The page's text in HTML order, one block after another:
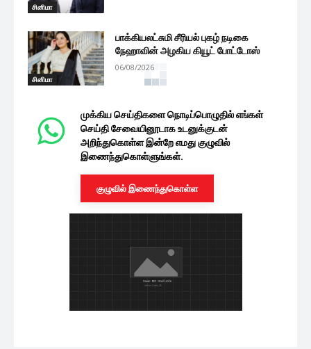
சினிமா
சினிமா
பாக்கியலட்சுமி சீரியல் புகழ் நடிகை
நேஹாவின் அழகிய கியூட் போட்டோஸ்
06/08/2026
முக்கிய செய்திகளை நொடிப்பொழுதில் எங்கள்
செய்தி சேவையினூடாக உடனுக்குடன்
அறிந்துகொள்ள இன்றே எமது குழுவில்
இணைந்துகொள்ளுங்கள்.
குழுவில் இணைந்துகொள்ள